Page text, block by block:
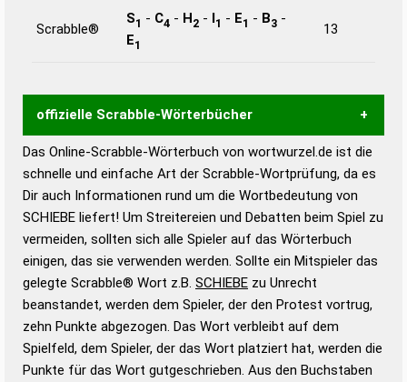
Scrabble®
S1 - C4 - H2 - I1 - E1 - B3 -
E1
13
offizielle Scrabble-Wörterbücher
Wortwurzel liefert mit Hilfe eines semantischen
Wortanalyse-Algorithmus gute Anhaltspunkte zu
Wortbedeutung, Worttrennung und Wortform, um die
Gültigkeit eines Wortes für das Scrabble-Spiel zu
bestimmen!
zugelassene Turnier Scrabble-
Wörterbücher sind:
Duden – Standardwerk in 12 Bänden
Duden – Richtiges und gutes
Deutsch
Das Online-Scrabble-Wörterbuch von wortwurzel.de ist die
schnelle und einfache Art der Scrabble-Wortprüfung, da es
Dir auch Informationen rund um die Wortbedeutung von
SCHIEBE liefert! Um Streitereien und Debatten beim Spiel zu
vermeiden, sollten sich alle Spieler auf das Wörterbuch
einigen, das sie verwenden werden. Sollte ein Mitspieler das
gelegte Scrabble® Wort z.B. SCHIEBE zu Unrecht
beanstandet, werden dem Spieler, der den Protest vortrug,
zehn Punkte abgezogen. Das Wort verbleibt auf dem
Spielfeld, dem Spieler, der das Wort platziert hat, werden die
Punkte für das Wort gutgeschrieben. Aus den Buchstaben